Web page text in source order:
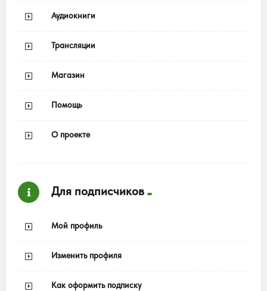
Аудиокниги
Трансляции
Магазин
Помощь
О проекте
Для подписчиков
Мой профиль
Изменить профиля
Как оформить подписку